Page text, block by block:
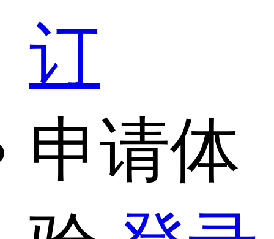
订
申请体